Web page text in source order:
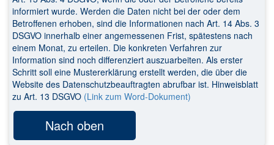
informiert wurde. Werden die Daten nicht bei der oder dem
Betroffenen erhoben, sind die Informationen nach Art. 14 Abs. 3
DSGVO innerhalb einer angemessenen Frist, spätestens nach
einem Monat, zu erteilen. Die konkreten Verfahren zur
Information sind noch differenziert auszuarbeiten. Als erster
Schritt soll eine Mustererklärung erstellt werden, die über die
Website des Datenschutzbeauftragten abrufbar ist. Hinweisblatt
zu Art. 13 DSGVO (Link zum Word-Dokument)
Nach oben